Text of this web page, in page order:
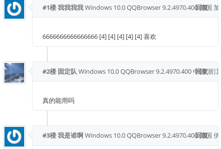
回复
#1楼我我我我Windows 10.0QQBrowser 9.2.4970.400美国
6666666666666666 [4] [4] [4] [4] [4] 喜欢
回复
#2楼 固定队 Windows 10.0QQBrowser 9.2.4970.400中国 浙
真的能用吗
回复
#3楼我是谁啊Windows 10.0QQBrowser 9.2.4970.400美国